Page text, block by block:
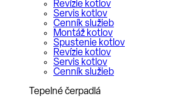
Revízie kotlov
Servis kotlov
Cenník služieb
Montáž kotlov
Spustenie kotlov
Revízie kotlov
Servis kotlov
Cenník služieb
Tepelné čerpadlá